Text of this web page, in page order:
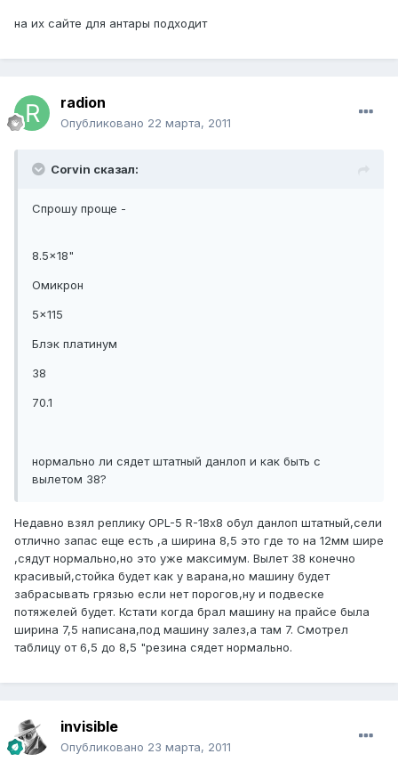
на их сайте для антары подходит
radion
Опубликовано 22 марта, 2011
Corvin сказал:
Спрошу проще -
8.5x18"
Омикрон
5x115
Блэк платинум
38
70.1
нормально ли сядет штатный данлоп и как быть с
вылетом 38?
Недавно взял реплику OPL-5 R-18х8 обул данлоп штатный,сели
отлично запас еще есть ,а ширина 8,5 это где то на 12мм шире
,сядут нормально,но это уже максимум. Вылет 38 конечно
красивый,стойка будет как у варана,но машину будет
забрасывать грязью если нет порогов,ну и подвеске
потяжелей будет. Кстати когда брал машину на прайсе была
ширина 7,5 написана,под машину залез,а там 7. Смотрел
таблицу от 6,5 до 8,5 "резина сядет нормально.
invisible
Опубликовано 23 марта, 2011